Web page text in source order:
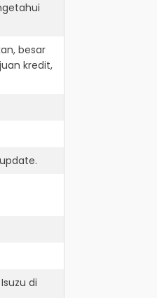
besar
kredit,
di